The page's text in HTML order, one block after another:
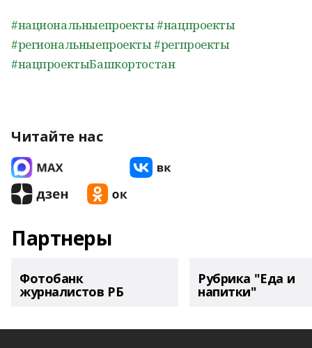
#национальныепроекты#нацпроекты
#региональныепроекты#регпроекты
#нацпроектыБашкортостан
Читайте нас
Партнеры
Фотобанк
журналистов РБ
Рубрика "Еда и
напитки"